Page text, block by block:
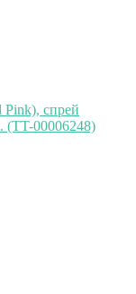
Pink), спрей
(TT-00006248)